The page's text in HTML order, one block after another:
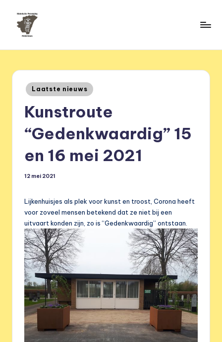
Geplaatst
in
Laatste nieuws
Kunstroute
“Gedenkwaardig” 15
en 16 mei 2021
12 mei 2021
Lijkenhuisjes als plek voor kunst en troost, Corona heeft
voor zoveel mensen betekend dat ze niet bij een
uitvaart konden zijn, zo is “Gedenkwaardig” ontstaan.